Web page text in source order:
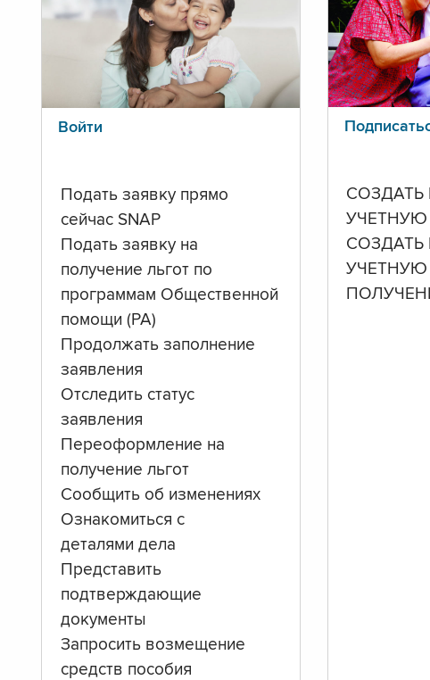
Войти
Подать заявку прямо
сейчас SNAP
Подать заявку на
получение льгот по
программам Общественной
помощи (PA)
Продолжать заполнение
заявления
Отследить статус
заявления
Переоформление на
получение льгот
Сообщить об изменениях
Ознакомиться с
деталями дела
Представить
подтверждающие
документы
Запросить возмещение
средств пособия
УЧЕТНУЮ
СОЗДАТЬ
УЧЕТНУЮ